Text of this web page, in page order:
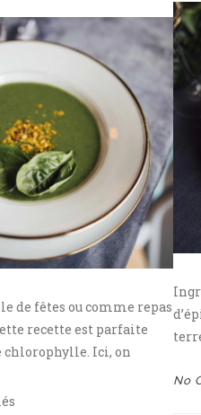
rôtis
de fêtes ou comme repas
recette est parfaite
Ici, on
No